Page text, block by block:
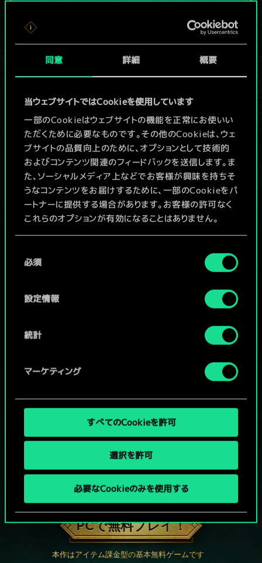
同意 詳細 概要
当ウェブサイトではCookieを使用しています
一部のCookieはウェブサイトの機能を正常にお使いい
ただくために必要なものです。その他のCookieは、ウェ
ブサイトの品質向上のために、オプションとして技術的
およびコンテンツ関連のフィードバックを送信します。ま
た、ソーシャルメディア上などでお客様が興味を持ちそ
うなコンテンツをお届けするために、一部のCookieをパ
ートナーに提供する場合があります。お客様の許可なく
これらのオプションが有効になることはありません。
詳細は、下記の「設定」メニューでご確認ください。
必須
設定情報
統計
マーケティング
すべてのCookieを許可
選択を許可
必要なCookieのみを使用する
現在はまだこれし
か共有デッキがあ
りませんが、
続々追加中！
デッキ名入力＆ガイドを作成
デッキを編集
/
グウェントでひと勝負といかない
か？
PCで無料プレイ！
本作はアイテム課金型の基本無料ゲームです